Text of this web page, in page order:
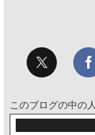
このブログの中の人